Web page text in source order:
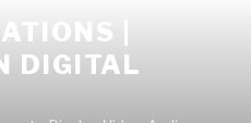
|
DIGITAL